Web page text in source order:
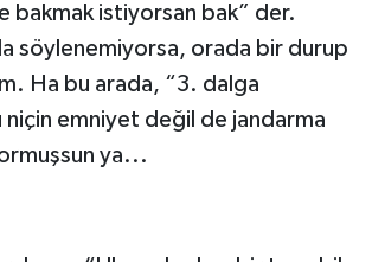
bakmak istiyorsan bak” der.
söylenemiyorsa, orada bir durup
Ha bu arada, “3. dalga
emniyet değil de jandarma
ya...